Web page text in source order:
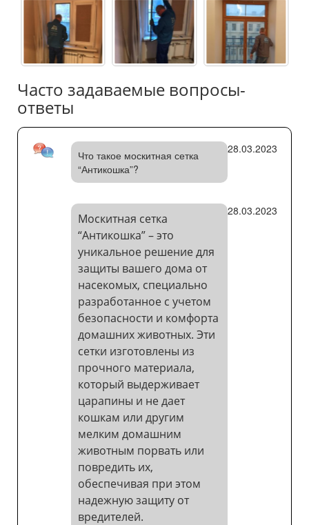
Часто задаваемые вопросы-
ответы
Что такое москитная сетка
“Антикошка”?
28.03.2023
Москитная сетка
“Антикошка” – это
уникальное решение для
защиты вашего дома от
насекомых, специально
разработанное с учетом
безопасности и комфорта
домашних животных. Эти
сетки изготовлены из
прочного материала,
который выдерживает
царапины и не дает
кошкам или другим
мелким домашним
животным порвать или
повредить их,
обеспечивая при этом
надежную защиту от
вредителей.
28.03.2023